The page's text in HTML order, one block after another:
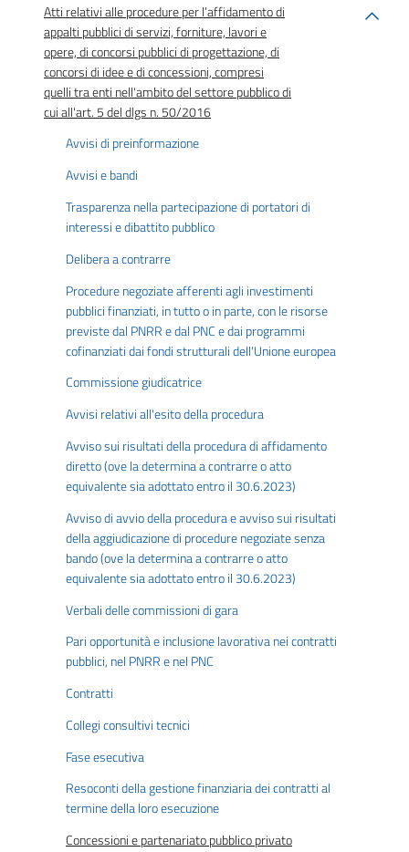
Atti relativi alle procedure per l’affidamento di
appalti pubblici di servizi, forniture, lavori e
opere, di concorsi pubblici di progettazione, di
concorsi di idee e di concessioni, compresi
quelli tra enti nell'ambito del settore pubblico di
cui all'art. 5 del dlgs n. 50/2016
Avvisi di preinformazione
Avvisi e bandi
Trasparenza nella partecipazione di portatori di
interessi e dibattito pubblico
Delibera a contrarre
Procedure negoziate afferenti agli investimenti
pubblici finanziati, in tutto o in parte, con le risorse
previste dal PNRR e dal PNC e dai programmi
cofinanziati dai fondi strutturali dell'Unione europea
Commissione giudicatrice
Avvisi relativi all'esito della procedura
Avviso sui risultati della procedura di affidamento
diretto (ove la determina a contrarre o atto
equivalente sia adottato entro il 30.6.2023)
Avviso di avvio della procedura e avviso sui risultati
della aggiudicazione di procedure negoziate senza
bando (ove la determina a contrarre o atto
equivalente sia adottato entro il 30.6.2023)
Verbali delle commissioni di gara
Pari opportunità e inclusione lavorativa nei contratti
pubblici, nel PNRR e nel PNC
Contratti
Collegi consultivi tecnici
Fase esecutiva
Resoconti della gestione finanziaria dei contratti al
termine della loro esecuzione
Concessioni e partenariato pubblico privato